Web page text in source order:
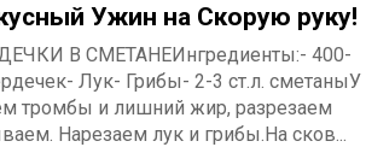
Ужин на Скорую руку!
В СМЕТАНЕИнгредиенты:- 400-
Лук- Грибы- 2-3 ст.л. сметаныУ
тромбы и лишний жир, разрезаем
Нарезаем лук и грибы.На сков...